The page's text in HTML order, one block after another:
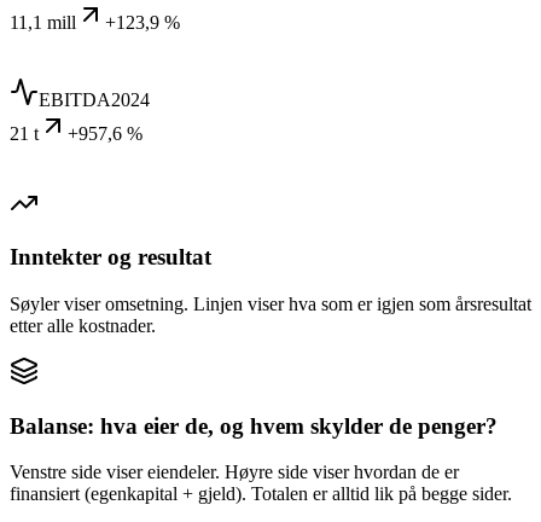
11,1 mill
+123,9 %
EBITDA2024
21 t
+957,6 %
Inntekter og resultat
Søyler viser omsetning. Linjen viser hva som er igjen som årsresultat
etter alle kostnader.
Balanse: hva eier de, og hvem skylder de penger?
Venstre side viser eiendeler. Høyre side viser hvordan de er
finansiert (egenkapital + gjeld). Totalen er alltid lik på begge sider.